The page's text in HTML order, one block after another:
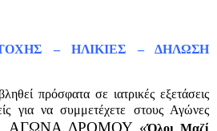
– ΗΛΙΚΙΕΣ – ΔΗΛΩΣΗ
πρόσφατα σε ιατρικές εξετάσεις
για να συμμετέχετε στους Αγώνες
ΑΓΩΝΑ ΔΡΟΜΟΥ «Όλοι Μαζί